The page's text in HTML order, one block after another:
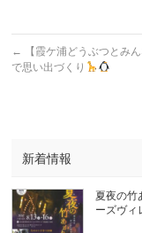
←
【霞ケ浦どうぶつとみん
で思い出づくり
新着情報
夏夜の竹
ーズヴィ